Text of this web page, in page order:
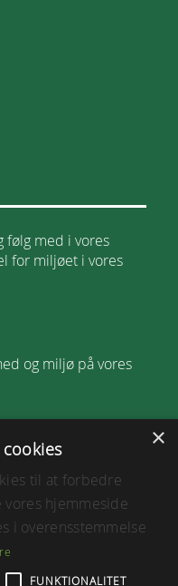
følg med i vores
for miljøet i vores
og miljø på vores
×
til at forbedre
hjemmeside
i overensstemmelse
FUNKTIONALITET